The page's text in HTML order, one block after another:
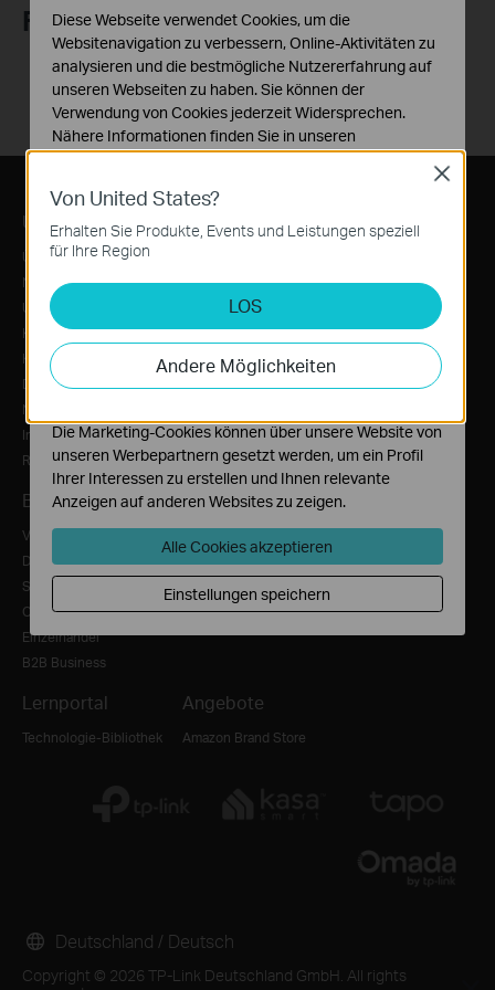
Folge uns
Über TP-Link
Über uns
Nachhaltigkeit
Unternehmensprofil
Karriere
Kontakt
Datenschutzhinweise
Nutzungsbedingungen
Impressum
Recruitment Privacy Notice
Informationen
Auszeichnungen
Sicherheitshinweis
BETA Test-Programm
Bezugsquellen
Value Added Distributoren
Distributoren
Solution Partner
Online-Shops
Einzelhandel
B2B Business
Produkt Katalog
Lernportal
Technologie-Bibliothek
Angebote
Amazon Brand Store
Copyright © 2026 TP-Link Deutschland GmbH. All rights
Deutschland / Deutsch
Von United States?
Erhalten Sie Produkte, Events und Leistungen speziell
für Ihre Region
LOS
Andere Möglichkeiten
Close
Diese Webseite verwendet Cookies, um die
Websitenavigation zu verbessern, Online-Aktivitäten zu
analysieren und die bestmögliche Nutzererfahrung auf
unseren Webseiten zu haben. Sie können der
Verwendung von Cookies jederzeit Widersprechen.
Nähere Informationen finden Sie in unseren
Datenschutzhinweisen.
Notwendige Cookies
Diese Cookies sind zur Funktion der Website
erforderlich und können in Ihren Systemen nicht
Analyse- und Marketing-Cookies
Analyse-Cookies ermöglichen es uns, Ihre Aktivitäten
auf unserer Website zu analysieren, um die
Funktionsweise unserer Website zu verbessern und
Die Marketing-Cookies können über unsere Website von
unseren Werbepartnern gesetzt werden, um ein Profil
Ihrer Interessen zu erstellen und Ihnen relevante
Anzeigen auf anderen Websites zu zeigen.
Alle Cookies akzeptieren
Einstellungen speichern